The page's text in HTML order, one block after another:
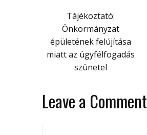
Tájékoztató:
Önkormányzat
épületének felújítása
miatt az ügyfélfogadás
szünetel
Leave a Comment